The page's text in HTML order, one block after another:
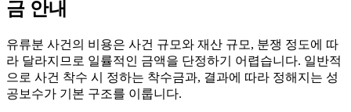
금 안내
유류분 사건의 비용은 사건 규모와 재산 규모, 분쟁 정도에 따
라 달라지므로 일률적인 금액을 단정하기 어렵습니다. 일반적
으로 사건 착수 시 정하는 착수금과, 결과에 따라 정해지는 성
공보수가 기본 구조를 이룹니다.